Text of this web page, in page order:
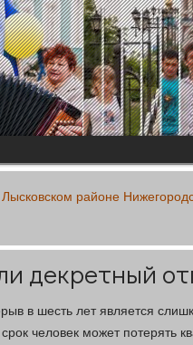
районе
декретный
в шесть лет является
человек может потерять